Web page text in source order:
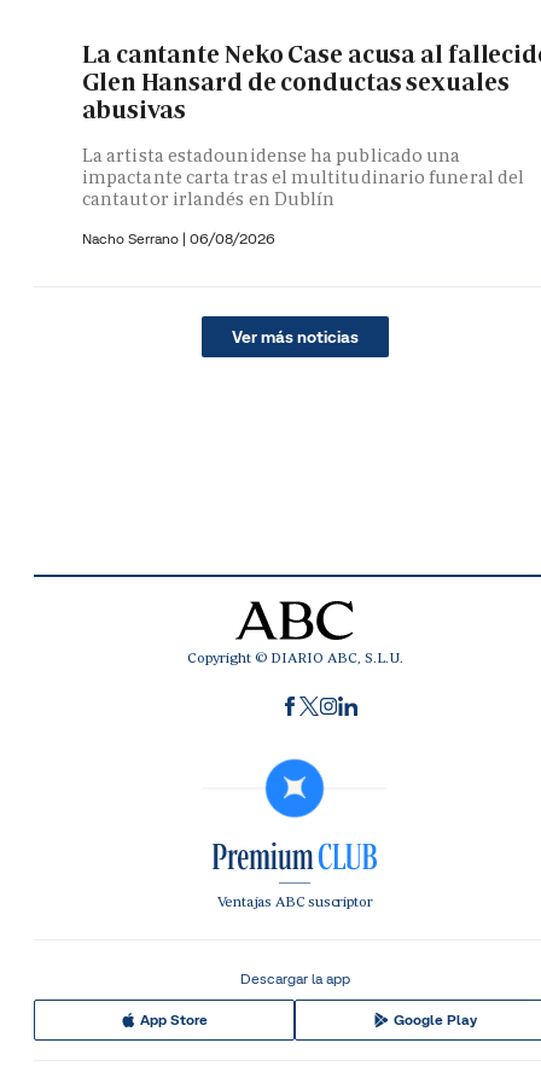
La cantante Neko Case acusa al
Glen Hansard de conductas sexuales
abusivas
La artista estadounidense ha publicado una
impactante carta tras el multitudinario funeral del
cantautor irlandés en Dublín
Nacho Serrano | 06/08/2026
Ver más noticias
Copyright © DIARIO ABC, S.L.U.
Ventajas ABC suscriptor
Descargar la app
App Store Google Play